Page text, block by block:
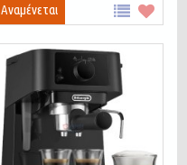
Αναμένεται